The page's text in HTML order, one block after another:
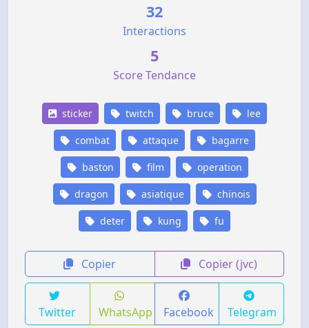
32
Interactions
5
Score Tendance
sticker twitch bruce lee
combat attaque bagarre
baston film operation
dragon asiatique chinois
deter kung fu
Copier Copier (jvc)
Twitter WhatsApp Facebook Telegram